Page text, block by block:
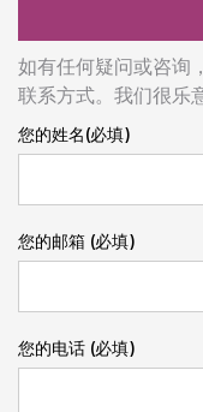
如有任何疑问或咨询
联系方式。我们很乐
您的姓名(必填)
您的邮箱 (必填)
您的电话 (必填)